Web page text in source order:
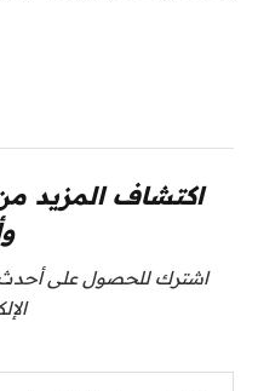
اكتشاف المزيد
اشترك للحصول على أحدث
كتابة بريدك الإلكتروني...